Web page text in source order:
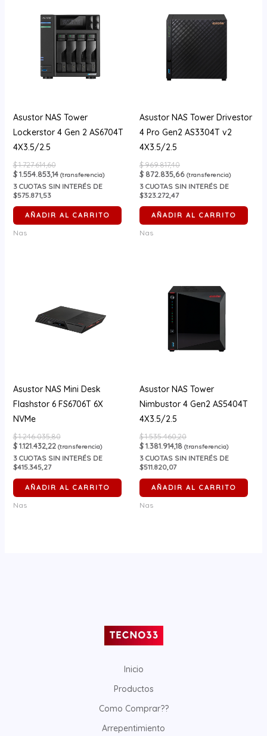
Asustor NAS Tower
Lockerstor 4 Gen 2 AS6704T
4X3.5/2.5
$1.727.614,60
$1.554.853,14 (transferencia)
3CUOTAS SIN INTERÉS DE
$575.871,53
AÑADIR AL CARRITO
Nas
Asustor NAS Tower Drivestor
4 Pro Gen2 AS3304T v2
4X3.5/2.5
$969.817,40
$ 872.835,66 (transferencia)
3 CUOTAS SIN INTERÉS DE
$323.272,47
AÑADIR AL CARRITO
Nas
Asustor NAS Mini Desk
Flashstor 6 FS6706T 6X
NVMe
$1.246.035,80
$1.121.432,22 (transferencia)
3CUOTAS SIN INTERÉS DE
$415.345,27
AÑADIR AL CARRITO
Nas
Asustor NAS Tower
Nimbustor 4 Gen2 AS5404T
4X3.5/2.5
$1.535.460,20
$1.381.914,18 (transferencia)
3 CUOTAS SIN INTERÉS DE
$511.820,07
AÑADIR AL CARRITO
Nas
Inicio
Productos
Como Comprar??
Arrepentimiento